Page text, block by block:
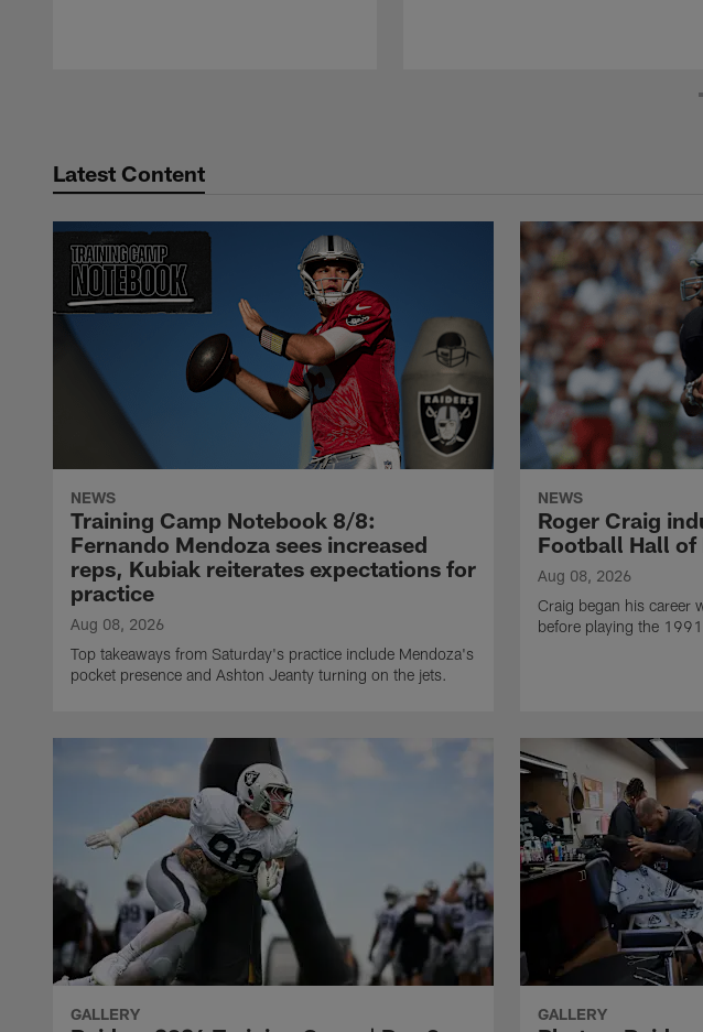
Latest Content
NEWS
Training Camp Notebook 8/8:
Fernando Mendoza sees increased
reps, Kubiak reiterates expectations for
practice
Aug 08, 2026
Top takeaways from Saturday's practice include Mendoza's
pocket presence and Ashton Jeanty turning on the jets.
NEWS
Roger Craig
Football Hall of
Aug 08, 2026
Craig began his career
before playing the
GALLERY GALLERY